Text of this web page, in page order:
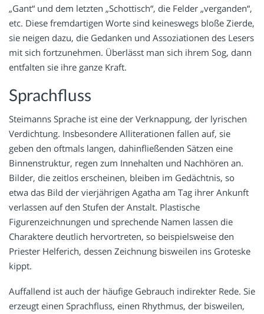
„Gant“ und dem letzten „Schottisch“, die Felder „verganden“,
etc. Diese fremdartigen Worte sind keineswegs bloße Zierde,
sie neigen dazu, die Gedanken und Assoziationen des Lesers
mit sich fortzunehmen. Überlässt man sich ihrem Sog, dann
entfalten sie ihre ganze Kraft.
Sprachfluss
Steimanns Sprache ist eine der Verknappung, der lyrischen
Verdichtung. Insbesondere Alliterationen fallen auf, sie
geben den oftmals langen, dahinfließenden Sätzen eine
Binnenstruktur, regen zum Innehalten und Nachhören an.
Bilder, die zeitlos erscheinen, bleiben im Gedächtnis, so
etwa das Bild der vierjährigen Agatha am Tag ihrer Ankunft
verlassen auf den Stufen der Anstalt. Plastische
Figurenzeichnungen und sprechende Namen lassen die
Charaktere deutlich hervortreten, so beispielsweise den
Priester Helferich, dessen Zeichnung bisweilen ins Groteske
kippt.
Auffallend ist auch der häufige Gebrauch indirekter Rede. Sie
erzeugt einen Sprachfluss, einen Rhythmus, der bisweilen,